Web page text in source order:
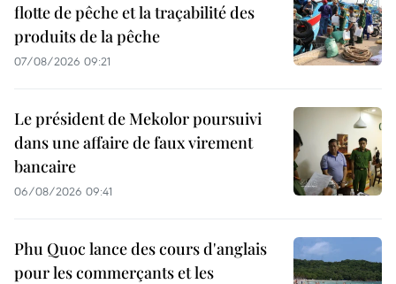
flotte de pêche et la traçabilité des
produits de la pêche
07/08/2026 09:21
Le président de Mekolor poursuivi
dans une affaire de faux virement
bancaire
06/08/2026 09:41
Phu Quoc lance des cours d'anglais
pour les commerçants et les